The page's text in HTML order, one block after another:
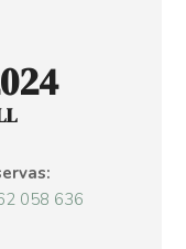
058 636